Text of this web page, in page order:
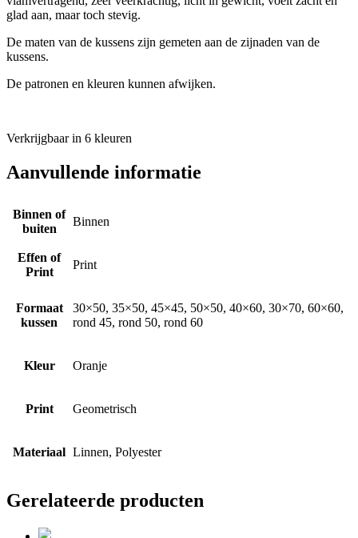
glad aan, maar toch stevig.
De maten van de kussens zijn gemeten aan de zijnaden van de
kussens.
De patronen en kleuren kunnen afwijken.
Verkrijgbaar in 6 kleuren
Aanvullende informatie
Binnen of
buiten
Binnen
Effen of
Print
Print
Formaat
kussen
30×50, 35×50, 45×45, 50×50, 40×60, 30×70, 60×60,
rond 45, rond 50, rond 60
Kleur Oranje
Print Geometrisch
Materiaal Linnen, Polyester
Gerelateerde producten